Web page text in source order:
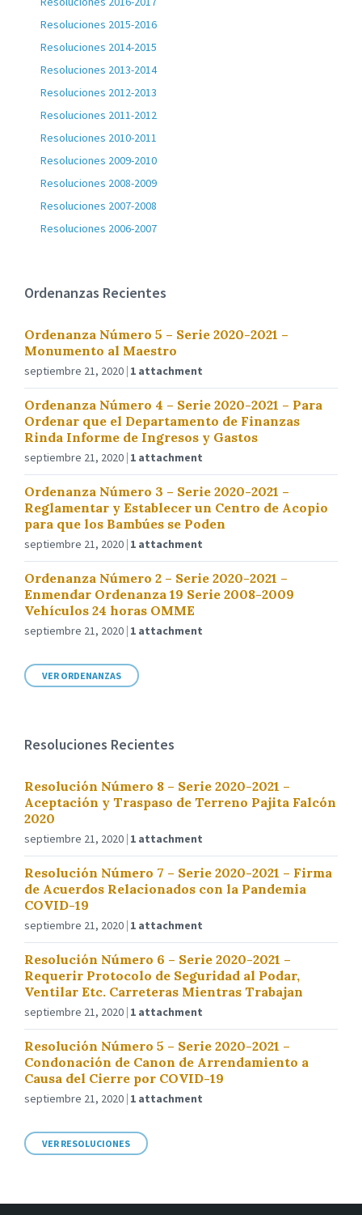
Resoluciones 2015-2016
Resoluciones 2014-2015
Resoluciones 2013-2014
Resoluciones 2012-2013
Resoluciones 2011-2012
Resoluciones 2010-2011
Resoluciones 2009-2010
Resoluciones 2008-2009
Resoluciones 2007-2008
Resoluciones 2006-2007
Ordenanzas Recientes
Ordenanza Número 5 – Serie 2020-2021 –
Monumento al Maestro
septiembre 21, 2020 1 attachment
Ordenanza Número 4 – Serie 2020-2021 – Para
Ordenar que el Departamento de Finanzas
Rinda Informe de Ingresos y Gastos
septiembre 21, 2020 1 attachment
Ordenanza Número 3 – Serie 2020-2021 –
Reglamentar y Establecer un Centro de Acopio
para que los Bambúes se Poden
septiembre 21, 2020 1 attachment
Ordenanza Número 2 – Serie 2020-2021 –
Enmendar Ordenanza 19 Serie 2008-2009
Vehículos 24 horas OMME
septiembre 21, 2020 1 attachment
VER ORDENANZAS
Resoluciones Recientes
Resolución Número 8 – Serie 2020-2021 –
Aceptación y Traspaso de Terreno Pajita Falcón
2020
septiembre 21, 2020 1 attachment
Resolución Número 7 – Serie 2020-2021 – Firma
de Acuerdos Relacionados con la Pandemia
COVID-19
septiembre 21, 2020 1 attachment
Resolución Número 6 – Serie 2020-2021 –
Requerir Protocolo de Seguridad al Podar,
Ventilar Etc. Carreteras Mientras Trabajan
septiembre 21, 2020 1 attachment
Resolución Número 5 – Serie 2020-2021 –
Condonación de Canon de Arrendamiento a
Causa del Cierre por COVID-19
septiembre 21, 2020 1 attachment
VER RESOLUCIONES